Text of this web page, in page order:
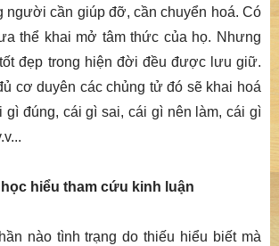
người cần giúp đỡ, cần chuyển hoá. Có
thể khai mở tâm thức của họ. Nhưng
đẹp trong hiện đời đều được lưu giữ.
cơ duyên các chủng tử đó sẽ khai hoá
gì đúng, cái gì sai, cái gì nên làm, cái gì
hiểu tham cứu kinh luận
nào tình trạng do thiếu hiểu biết mà